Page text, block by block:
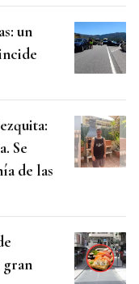
un
Se
de las
gran